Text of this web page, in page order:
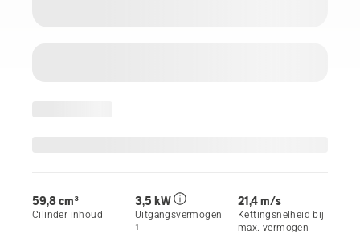
59,8 cm³
Cilinder inhoud
3,5 kW
Uitgangsvermogen
1
21,4 m/s
Kettingsnelheid bij
max. vermogen